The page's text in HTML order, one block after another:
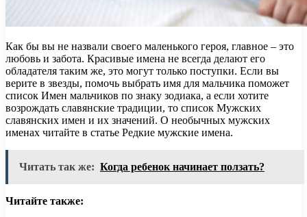
Как бы вы не назвали своего маленького героя, главное – это
любовь и забота. Красивые имена не всегда делают его
обладателя таким же, это могут только поступки. Если вы
верите в звезды, помочь выбрать имя для мальчика поможет
список Имен мальчиков по знаку зодиака, а если хотите
возрождать славянские традиции, то список Мужских
славянских имен и их значений. О необычных мужских
именах читайте в статье Редкие мужские имена.
Читать так же: Когда ребенок начинает ползать?
Читайте также: